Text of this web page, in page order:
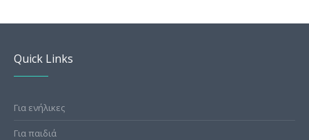
Quick Links
Για ενήλικες
Για παιδιά